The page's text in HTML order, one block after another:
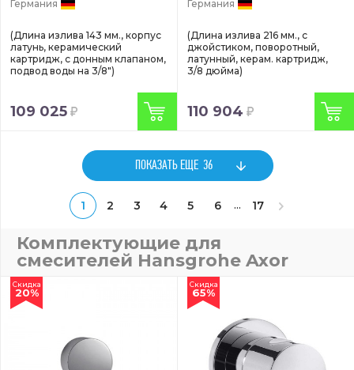
Германия
(Длина излива 143 мм., корпус
латунь, керамический
картридж, с донным клапаном,
подвод воды на 3/8")
109 025
Германия
(Длина излива 216 мм., с
джойстиком, поворотный,
латунный, керам. картридж,
3/8 дюйма)
110 904
ПОКАЗАТЬ ЕЩЕ 36
1 2 3 4 5 6 ... 17
Комплектующие для
смесителей Hansgrohe Axor
Скидка
20%
Скидка
65%